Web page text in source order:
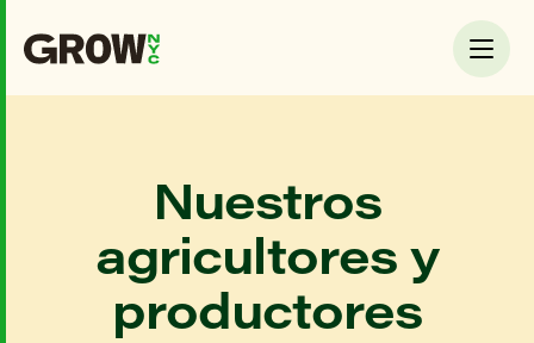
Nuestros
agricultores y
productores